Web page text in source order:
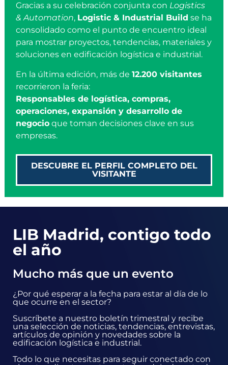
Gracias a su celebración conjunta con Logistics
& Automation, Logistic & Industrial Build se ha
consolidado como el punto de encuentro ideal
para mostrar proyectos, tendencias, materiales y
soluciones en edificación logística e industrial.
En la última edición, más de12.200 visitantes
recorrieron la feria:
Responsables de logística, compras,
operaciones, expansión y desarrollo de
negocio que toman decisiones clave en sus
empresas.
DESCUBRE EL PERFIL COMPLETO DEL
VISITANTE
LIB Madrid, contigo todo
el año
Mucho más que un evento
¿Por qué esperar a la fecha para estar al día de lo
que ocurre en el sector?
Suscríbete a nuestro boletín trimestral y recibe
una selección de noticias, tendencias, entrevistas,
artículos de opinión y novedades sobre la
edificación logística e industrial.
Todo lo que necesitas para seguir conectado con